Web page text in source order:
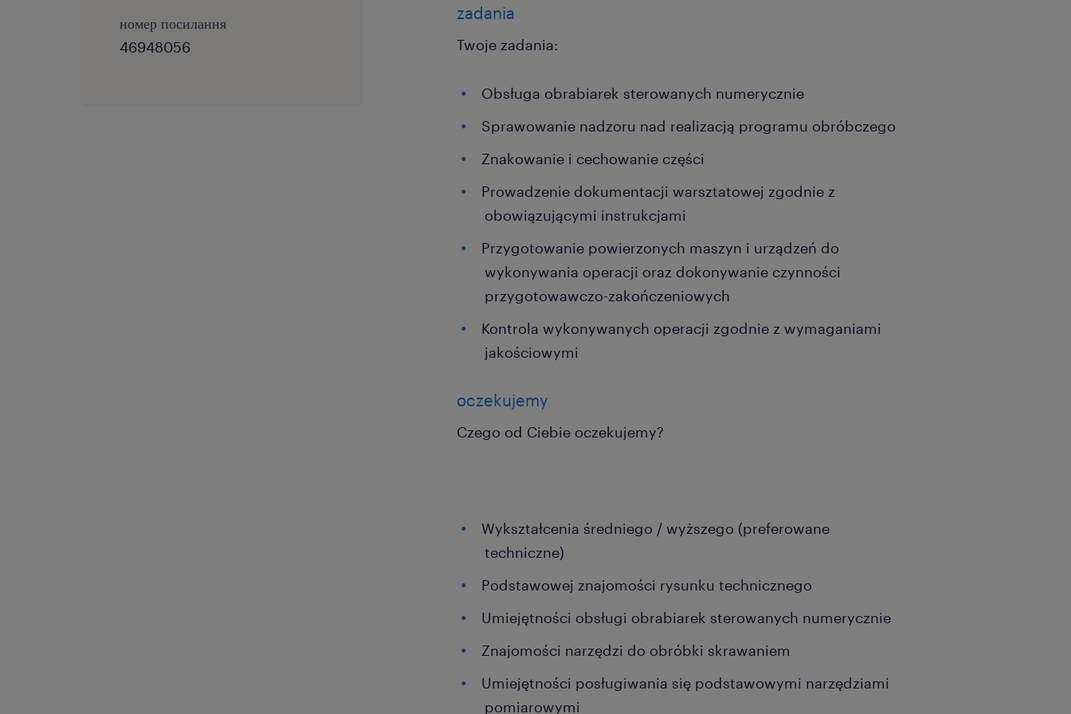
номер посилання
46948056
zadania
Twoje zadania:
Obsługa obrabiarek sterowanych numerycznie
Sprawowanie nadzoru nad realizacją programu obróbczego
Znakowanie i cechowanie części
Prowadzenie dokumentacji warsztatowej zgodnie z
obowiązującymi instrukcjami
Przygotowanie powierzonych maszyn i urządzeń do
wykonywania operacji oraz dokonywanie czynności
przygotowawczo-zakończeniowych
Kontrola wykonywanych operacji zgodnie z wymaganiami
jakościowymi
oczekujemy
Czego od Ciebie oczekujemy?
Wykształcenia średniego / wyższego (preferowane
techniczne)
Podstawowej znajomości rysunku technicznego
Umiejętności obsługi obrabiarek sterowanych numerycznie
Znajomości narzędzi do obróbki skrawaniem
Umiejętności posługiwania się podstawowymi narzędziami
pomiarowymi